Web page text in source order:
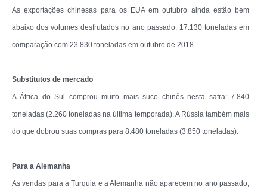
As exportações chinesas para os EUA em outubro ainda estão bem
abaixo dos volumes desfrutados no ano passado: 17.130 toneladas em
comparação com 23.830 toneladas em outubro de 2018.
Substitutos de mercado
A África do Sul comprou muito mais suco chinês nesta safra: 7.840
toneladas (2.260 toneladas na última temporada). A Rússia também mais
do que dobrou suas compras para 8.480 toneladas (3.850 toneladas).
Para a Alemanha
As vendas para a Turquia e a Alemanha não aparecem no ano passado,